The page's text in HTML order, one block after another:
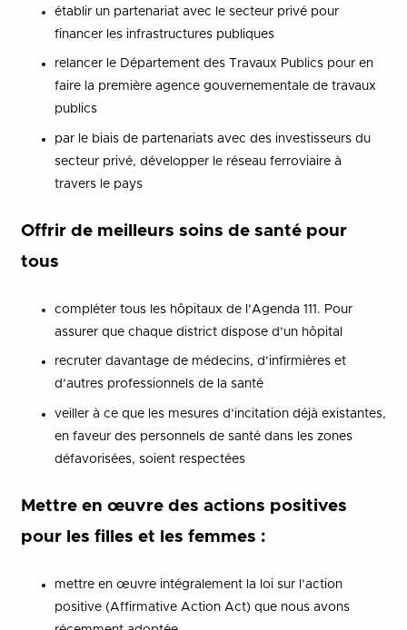
établir un partenariat avec le secteur privé pour
financer les infrastructures publiques
relancer le Département des Travaux Publics pour en
faire la première agence gouvernementale de travaux
publics
par le biais de partenariats avec des investisseurs du
secteur privé, développer le réseau ferroviaire à
travers le pays
Offrir de meilleurs soins de santé pour
tous
compléter tous les hôpitaux de l’Agenda 111. Pour
assurer que chaque district dispose d’un hôpital
recruter davantage de médecins, d’infirmières et
d’autres professionnels de la santé
veiller à ce que les mesures d’incitation déjà existantes,
en faveur des personnels de santé dans les zones
défavorisées, soient respectées
Mettre en œuvre des actions positives
pour les filles et les femmes :
mettre en œuvre intégralement la loi sur l’action
positive (Affirmative Action Act) que nous avons